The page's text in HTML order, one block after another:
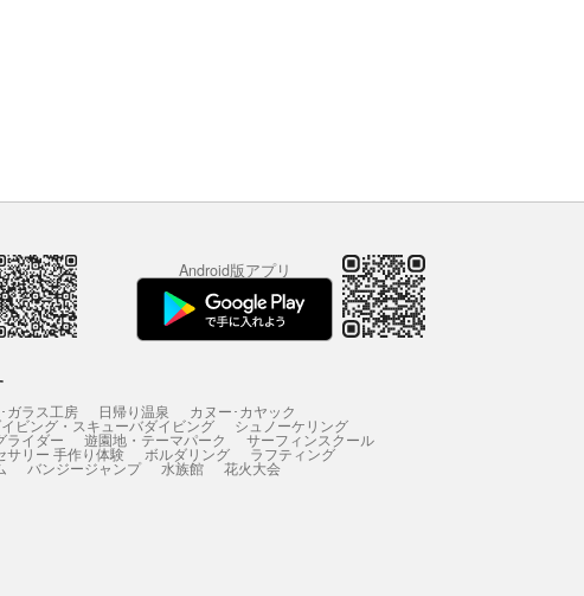
Android版アプリ
ガラス工房 日帰り温泉 カヌー･カヤック
ビング・スキューバダイビング シュノーケリング
ライダー 遊園地・テーマパーク サーフィンスクール
サリー 手作り体験 ボルダリング ラフティング
バンジージャンプ 水族館 花火大会